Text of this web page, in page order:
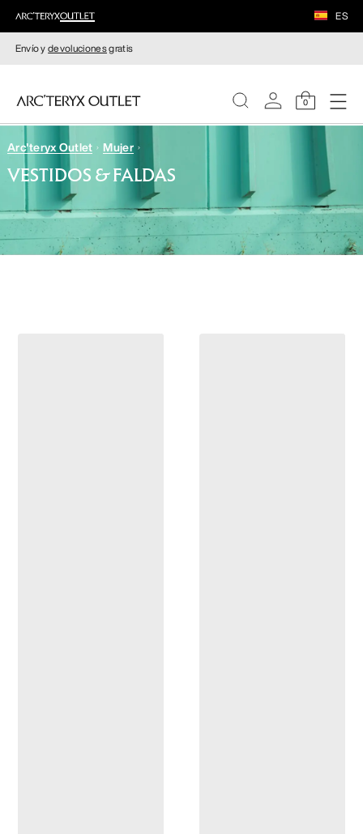
ES
Envío ydevolucionesgratis
0
MUJERE
HOMBRE
Arc'teryx Outlet Mujer
VESTIDOS & FALDAS